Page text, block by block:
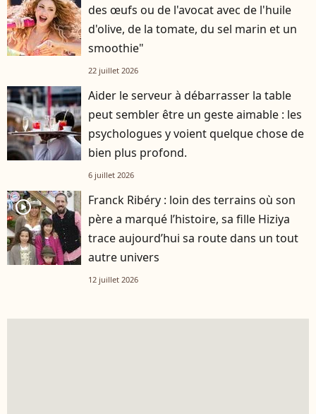
des œufs ou de l'avocat avec de l'huile
d'olive, de la tomate, du sel marin et un
smoothie"
22 juillet 2026
Aider le serveur à débarrasser la table
peut sembler être un geste aimable : les
psychologues y voient quelque chose de
bien plus profond.
6 juillet 2026
player2
Franck Ribéry : loin des terrains où son
père a marqué l’histoire, sa fille Hiziya
trace aujourd’hui sa route dans un tout
autre univers
12 juillet 2026